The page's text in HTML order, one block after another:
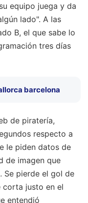
equipo juega y da
lado". A las
B, el que sabe lo
tres días
barcelona
de piratería,
respecto a
le piden datos de
de imagen que
Se pierde el gol de
corta justo en el
entendió